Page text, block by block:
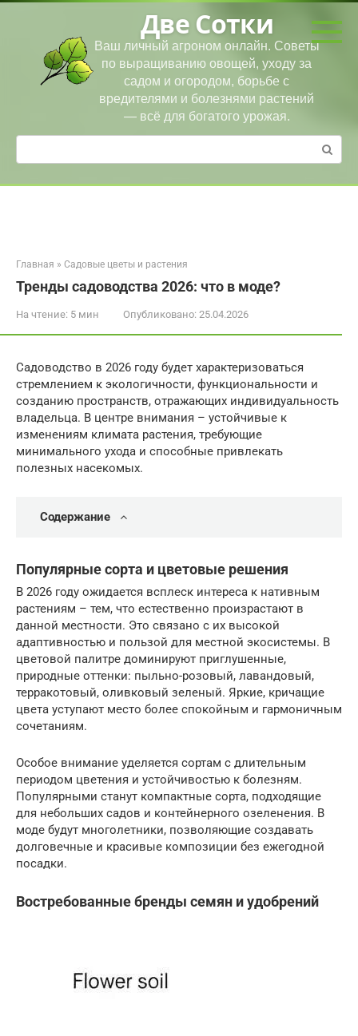
Перейти
Две Сотки
Ваш личный агроном онлайн. Советы
по выращиванию овощей, уходу за
садом и огородом, борьбе с
вредителями и болезнями растений
— всё для богатого урожая.
Поиск:
Главная » Садовые цветы и растения
Тренды садоводства 2026: что в моде?
На чтение: 5 мин Опубликовано: 25.04.2026
Садоводство в 2026 году будет характеризоваться
стремлением к экологичности, функциональности и
созданию пространств, отражающих индивидуальность
владельца. В центре внимания – устойчивые к
изменениям климата растения, требующие
минимального ухода и способные привлекать
полезных насекомых.
Содержание
Популярные сорта и цветовые решения
В 2026 году ожидается всплеск интереса к нативным
растениям – тем, что естественно произрастают в
данной местности. Это связано с их высокой
адаптивностью и пользой для местной экосистемы. В
цветовой палитре доминируют приглушенные,
природные оттенки: пыльно-розовый, лавандовый,
терракотовый, оливковый зеленый. Яркие, кричащие
цвета уступают место более спокойным и гармоничным
сочетаниям.
Особое внимание уделяется сортам с длительным
периодом цветения и устойчивостью к болезням.
Популярными станут компактные сорта, подходящие
для небольших садов и контейнерного озеленения. В
моде будут многолетники, позволяющие создавать
долговечные и красивые композиции без ежегодной
посадки.
Востребованные бренды семян и удобрений